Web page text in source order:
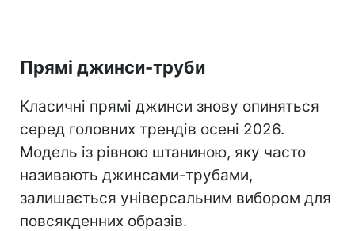
Прямі джинси-труби
Класичні прямі джинси знову опиняться
серед головних трендів осені 2026.
Модель із рівною штаниною, яку часто
називають джинсами-трубами,
залишається універсальним вибором для
повсякденних образів.